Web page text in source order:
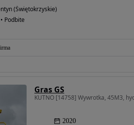
(Świętokrzyskie)
Podbite
Gras GS
KUTNO [14758] Wywrotka, 45M3,
2020